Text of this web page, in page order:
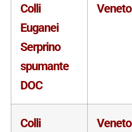
Colli
Euganei
Serprino
spumante
DOC
Veneto
Colli
Veneto